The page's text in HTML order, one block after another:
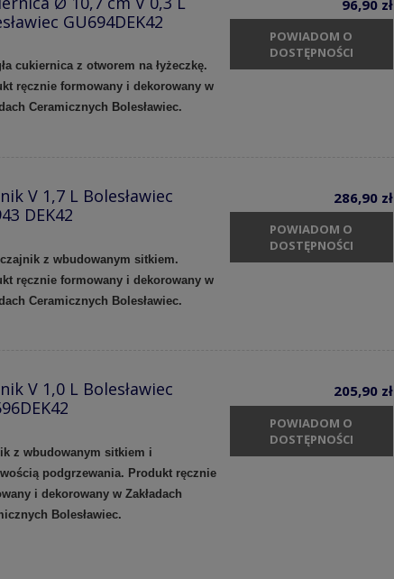
GU694DEK42
cukiernica z otworem na łyżeczkę.
ręcznie formowany i dekorowany w
Ceramicznych Bolesławiec.
96,90 zł
POWIADOM O
DOSTĘPNOŚCI
V 1,7 L Bolesławiec
DEK42
z wbudowanym sitkiem.
ręcznie formowany i dekorowany w
Ceramicznych Bolesławiec.
286,90 zł
POWIADOM O
DOSTĘPNOŚCI
V 1,0 L Bolesławiec
z wbudowanym sitkiem i
podgrzewania. Produkt ręcznie
i dekorowany w Zakładach
Bolesławiec.
205,90 zł
POWIADOM O
DOSTĘPNOŚCI